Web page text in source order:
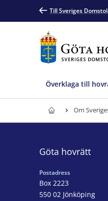
Till Sveriges
Överklaga till
Om
Göta hovrätt
Postadress
Box 2223
550 02 Jönköping